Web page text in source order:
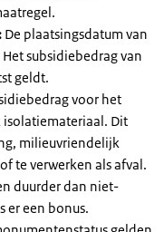
De plaatsingsdatum van
subsidiebedrag van
geldt.
voor het
Dit
milieuvriendelijk
te verwerken als afval.
duurder dan niet-
er een bonus.